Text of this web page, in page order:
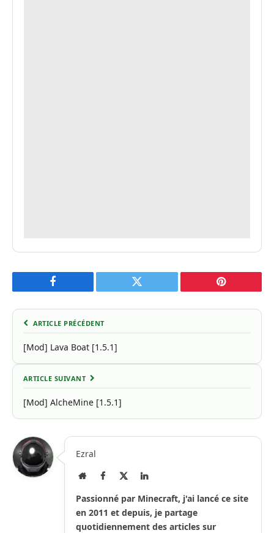
Facebook Twitter Pinterest
ARTICLE PRÉCÉDENT
[Mod] Lava Boat [1.5.1]
ARTICLE SUIVANT
[Mod] AlcheMine [1.5.1]
Ezral
Site
Facebook
X
LinkedIn
Passionné par Minecraft, j'ai lancé ce site
en 2011 et depuis, je partage
quotidiennement des articles sur